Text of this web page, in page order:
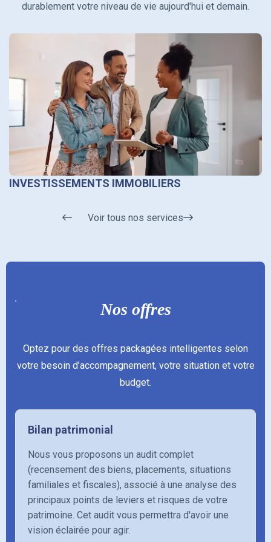
durablement votre niveau de vie aujourd'hui et demain.
INVESTISSEMENTS IMMOBILIERS
Voir tous nos services
Nos offres
Optez pour des offres packagées intelligentes selon
votre besoin d’accompagnement, votre situation et votre
budget.
Bilan patrimonial
Nous vous proposons un audit complet
(recensement des biens, placements, situations
familiales et fiscales), associé à une analyse des
principaux points de leviers et risques de votre
patrimoine. Cet audit vous permettra d'avoir une
vision éclairée pour agir.